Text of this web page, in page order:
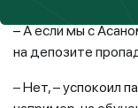
– А если мы с
на депозите
– Нет, – успокоил